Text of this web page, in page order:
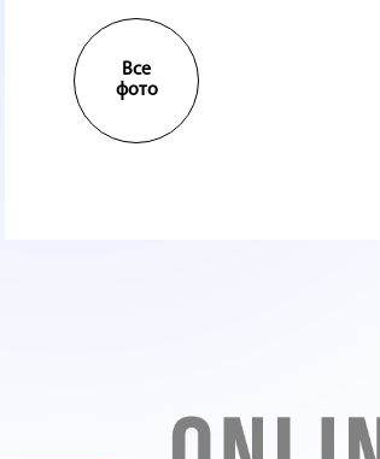
Все
фото